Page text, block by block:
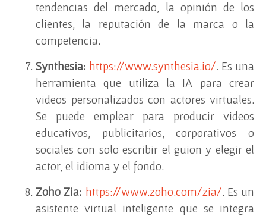
tendencias del mercado, la opinión de los
clientes, la reputación de la marca o la
competencia.
Synthesia: https://www.synthesia.io/. Es una
herramienta que utiliza la IA para crear
videos personalizados con actores virtuales.
Se puede emplear para producir videos
educativos, publicitarios, corporativos o
sociales con solo escribir el guion y elegir el
actor, el idioma y el fondo.
Zoho Zia: https://www.zoho.com/zia/. Es un
asistente virtual inteligente que se integra